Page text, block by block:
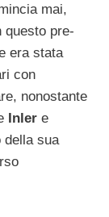
mai,
questo pre-
era stata
con
nonostante
Inler e
della sua